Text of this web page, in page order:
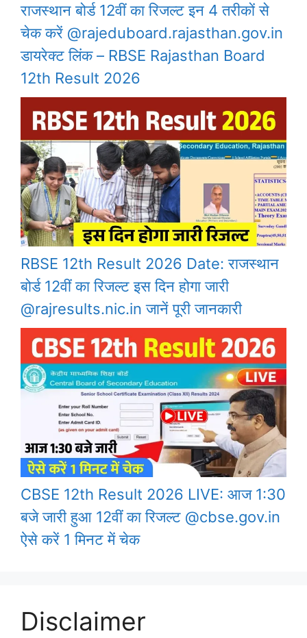
राजस्थान बोर्ड 12वीं का रिजल्ट इन 4 तरीकों से
चेक करें @rajeduboard.rajasthan.gov.in
डायरेक्ट लिंक – RBSE Rajasthan Board
12th Result 2026
RBSE 12th Result 2026 Date: राजस्थान
बोर्ड 12वीं का रिजल्ट इस दिन होगा जारी
@rajresults.nic.in जानें पूरी जानकारी
CBSE 12th Result 2026 LIVE: आज 1:30
बजे जारी हुआ 12वीं का रिजल्ट @cbse.gov.in
ऐसे करें 1 मिनट में चेक
Disclaimer